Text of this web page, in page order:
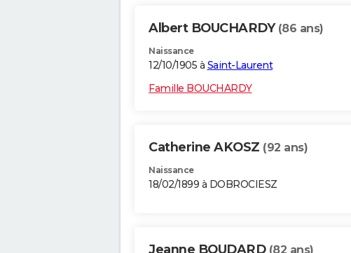
Albert BOUCHARDY (86 ans)
Naissance
12/10/1905 à Saint-Laurent
Famille BOUCHARDY
Catherine AKOSZ (92 ans)
Naissance
18/02/1899 à DOBROCIESZ
Jeanne BOUDARD (82 ans)